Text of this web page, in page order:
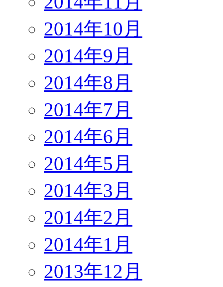
2014年10月
2014年9月
2014年8月
2014年7月
2014年6月
2014年5月
2014年3月
2014年2月
2014年1月
2013年12月